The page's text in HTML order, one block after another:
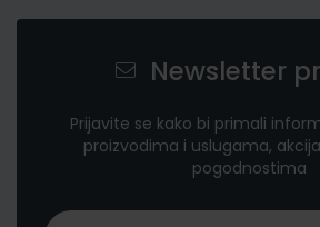
Newsletter
Prijavite se kako bi primali
proizvodima i uslugama,
pogodnostima